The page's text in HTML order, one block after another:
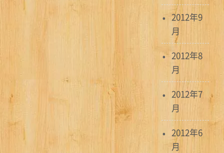
2012年9
月
2012年8
月
2012年7
月
2012年6
月